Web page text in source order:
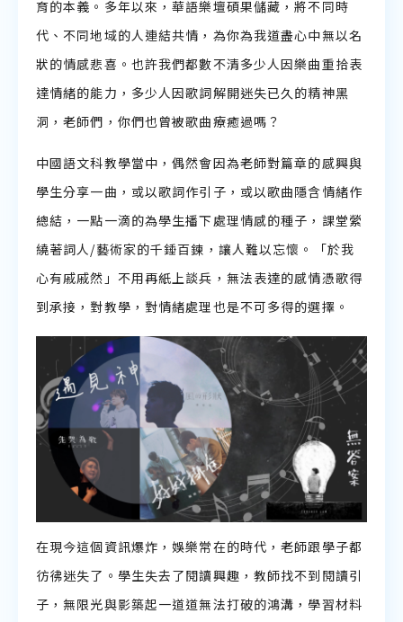
育的本義。多年以來，華語樂壇碩果儲藏，將不同時
代、不同地域的人連結共情，為你為我道盡心中無以名
狀的情感悲喜。也許我們都數不清多少人因樂曲重拾表
達情緒的能力，多少人因歌詞解開迷失已久的精神黑
洞，老師們，你們也曾被歌曲療癒過嗎？
中國語文科教學當中，偶然會因為老師對篇章的感興與
學生分享一曲，或以歌詞作引子，或以歌曲隱含情緒作
總結，一點一滴的為學生播下處理情感的種子，課堂縈
繞著詞人/藝術家的千錘百鍊，讓人難以忘懷。「於我
心有戚戚然」不用再紙上談兵，無法表達的感情憑歌得
到承接，對教學，對情緒處理也是不可多得的選擇。
在現今這個資訊爆炸，娛樂常在的時代，老師跟學子都
彷彿迷失了。學生失去了閱讀興趣，教師找不到閱讀引
子，無限光與影築起一道道無法打破的鴻溝，學習材料